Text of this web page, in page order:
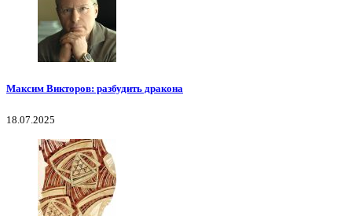
Максим Викторов: разбудить дракона
18.07.2025